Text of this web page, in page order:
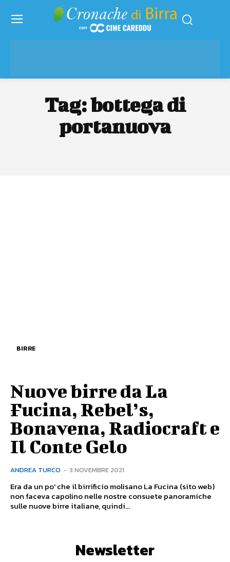
Tag:bottega di
portanuova
BIRRE
Nuove birre da La
Fucina, Rebel’s,
Bonavena, Radiocraft e
Il Conte Gelo
ANDREA TURCO - 3 NOVEMBRE 2021
Era da un po' che il birrificio molisano La Fucina (sito web)
non faceva capolino nelle nostre consuete panoramiche
sulle nuove birre italiane, quindi...
Newsletter